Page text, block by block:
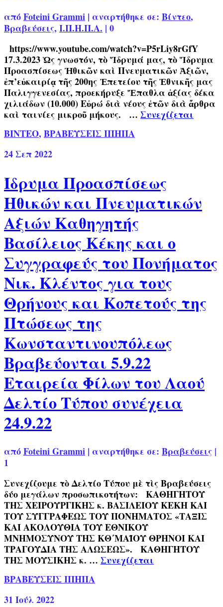
απόFoteini Grammi | αναρτήθηκε σε: Βίντεο,
Βραβεύσεις, Ι.Π.Η.Π.Α. | 0
https://www.youtube.com/watch?v=P5rLiy8rGfY
17.3.2023 Ὡς γνωστόν, τὸ Ἵδρυμά μας, τὸ Ἵδρυμα
Προασπίσεως Ἠθικῶν καὶ Πνευματικῶν Ἀξιῶν,
ἐπ’εὐκαιρίᾳ τῆς 200ης Ἐπετείου τῆς Ἐθνικῆς μας
Παλιγγενεσίας, προεκήρυξε Ἔπαθλα ἀξίας δέκα
χιλιάδων (10.000) Εὐρώ διὰ νέους ἐτῶν διὰ ἄρθρα
καὶ ταινίες μικροῦ μήκους. … Συνεχίζεται
ΒΙΝΤΕΟ, ΒΡΑΒΕΥΣΕΙΣ ΙΠΗΠΑ
24Σεπ 2022
Ίδρυμα Προασπίσεως
Ηθικών και Πνευματικών
Αξιών Καθηγητής
Βασίλειος Κέκης και ο
Συγγραφεύς του Πονήματος
Νικ. Κλέντος για τους
Θρήνους και Κοπετούς της
Πτώσεως της
Κωνσταντινουπόλεως
Βραβεύονται 5.9.22
Εταιρεία Φίλων του Λαού
Δελτίο Τύπου συνέχεια
24.9.22
απόFoteini Grammi | αναρτήθηκε σε: Βραβεύσεις |
1
Συνεχίζουμε τὸ Δελτίο Τύπου μὲ τὶς Βραβεύσεις
δύο μεγάλων προσωπικοτήτων: ΚΑΘΗΓΗΤΟΥ
ΤΗΣ ΧΕΙΡΟΥΡΓΙΚΗΣ κ. ΒΑΣΙΛΕΙΟΥ ΚΕΚΗ ΚΑΙ
ΤΟΥ ΣΥΓΓΡΑΦΕΩΣ ΤΟΥ ΠΟΝΗΜΑΤΟΣ «ΤΑΞΙΣ
ΚΑΙ ΑΚΟΛΟΥΘΙΑ ΤΟΥ ΕΘΝΙΚΟΥ
ΜΝΗΜΟΣΥΝΟΥ ΤΗΣ ΚΘ΄ΜΑΪΟΥ ΘΡΗΝΟΙ ΚΑΙ
ΤΡΑΓΟΥΔΙΑ ΤΗΣ ΑΛΩΣΕΩΣ». ΚΑΘΗΓΗΤΟΥ
ΤΗΣ ΜΟΥΣΙΚΗΣ κ. … Συνεχίζεται
ΒΡΑΒΕΥΣΕΙΣ ΙΠΗΠΑ
31 Ιούλ 2022